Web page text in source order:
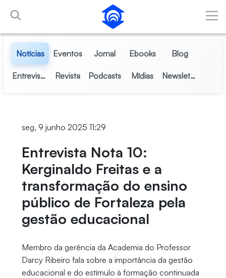
Pular para o Conteúdo principal
Notícias Eventos Jornal Ebooks Blog
Entrevistas Revista Podcasts Mídias Newsletter
seg, 9 junho 2025 11:29
Entrevista Nota 10:
Kerginaldo Freitas e a
transformação do ensino
público de Fortaleza pela
gestão educacional
Membro da gerência da Academia do Professor
Darcy Ribeiro fala sobre a importância da gestão
educacional e do estímulo à formação continuada